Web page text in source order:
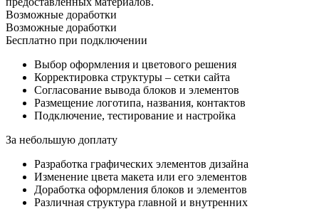
Возможные доработки
Возможные доработки
Бесплатно при подключении
Выбор оформления и цветового решения
Корректировка структуры – сетки сайта
Согласование вывода блоков и элементов
Размещение логотипа, названия, контактов
Подключение, тестирование и настройка
За небольшую доплату
Разработка графических элементов дизайна
Изменение цвета макета или его элементов
Доработка оформления блоков и элементов
Различная структура главной и внутренних